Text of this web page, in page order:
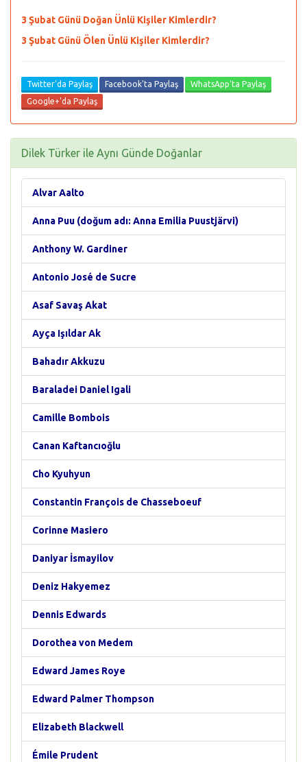
3 Şubat Günü Doğan Ünlü Kişiler Kimlerdir?
3 Şubat Günü Ölen Ünlü Kişiler Kimlerdir?
Twitter'da Paylaş Facebook'ta Paylaş
WhatsApp'ta Paylaş
Google+'da Paylaş
Dilek Türker ile Aynı Günde Doğanlar
Alvar Aalto
Anna Puu (doğum adı: Anna Emilia Puustjärvi)
Anthony W. Gardiner
Antonio José de Sucre
Asaf Savaş Akat
Ayça Işıldar Ak
Bahadır Akkuzu
Baraladei Daniel Igali
Camille Bombois
Canan Kaftancıoğlu
Cho Kyuhyun
Constantin François de Chasseboeuf
Corinne Masiero
Daniyar İsmayilov
Deniz Hakyemez
Dennis Edwards
Dorothea von Medem
Edward James Roye
Edward Palmer Thompson
Elizabeth Blackwell
Émile Prudent